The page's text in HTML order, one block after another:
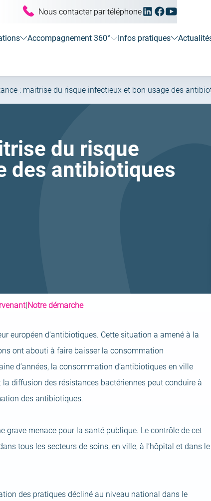
Nous contacter par téléphone
Linkedin
(ouvrir
vers
nouvel
Facebook
(ouvrir
vers
nouvel
Youtube
un
nouvel
Accompagnement 360° Infos pratiques
: maitrise du risque infectieux et bon usage des
du risque
des antibiotiques
|Notre démarche
européen d’antibiotiques. Cette situation a amené à la
ont abouti à faire baisser la consommation
d’années, la consommation d’antibiotiques en ville
la diffusion des résistances bactériennes peut conduire à
des antibiotiques.
grave menace pour la santé publique. Le contrôle de cet
tous les secteurs de soins, en ville, à l’hôpital et dans le
des pratiques décliné au niveau national dans le